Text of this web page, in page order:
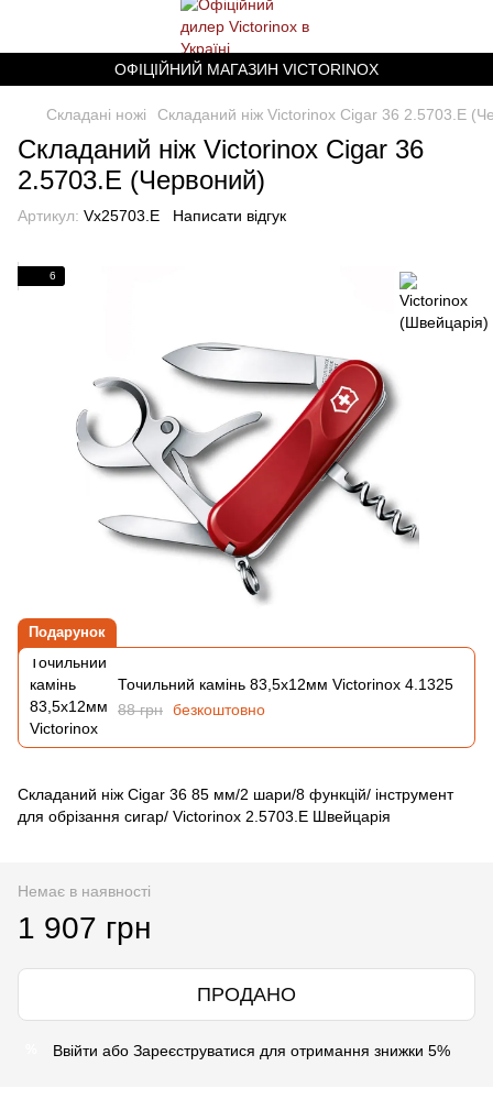
ОФІЦІЙНИЙ МАГАЗИН VICTORINOX
Складані ножі Складаний ніж Victorinox Cigar 36 2.5703.E
Складаний ніж Victorinox Cigar 36
2.5703.E (Червоний)
Артикул: Vx25703.E Написати відгук
6
Подарунок
Точильний камінь 83,5х12мм Victorinox 4.1325
88 грн безкоштовно
Складаний ніж Cigar 36 85 мм/2 шари/8 функцій/ інструмент
для обрізання сигар/ Victorinox 2.5703.E Швейцарія
Немає в наявності
1 907 грн
ПРОДАНО
Ввійти або Зареєструватися для отримання знижки 5%